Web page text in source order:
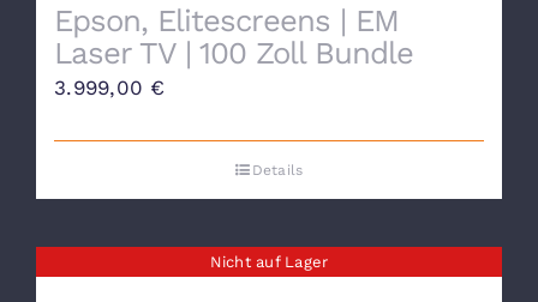
Epson, Elitescreens | EM
Laser TV | 100 Zoll Bundle
3.999,00 €
Details
Nicht auf Lager